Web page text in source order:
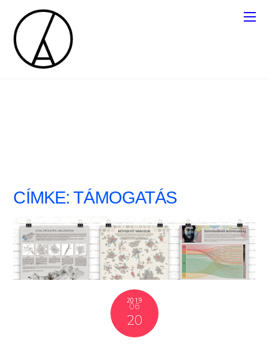
CÍMKE:TÁMOGATÁS
2019
06
20